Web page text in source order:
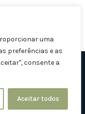
uma
preferências e as
consente a
Aceitar todos
Store